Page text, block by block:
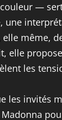
—
une
même,
elle
les
les invités